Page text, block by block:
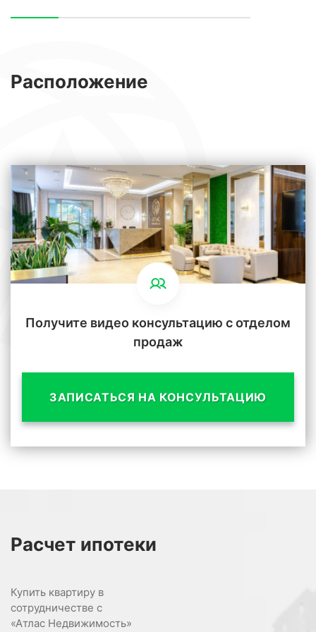
Здесь совсем не слышно шума от
и является хорошим спальным районом для
Сириуса.
Расположение
Получите видео консультацию с отделом
продаж
ЗАПИСАТЬСЯ НА КОНСУЛЬТАЦИЮ
Расчет ипотеки
Купить квартиру в
сотрудничестве с
«Атлас Недвижимость»